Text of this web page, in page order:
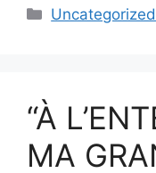
Categories
Uncategorized
“À
MA